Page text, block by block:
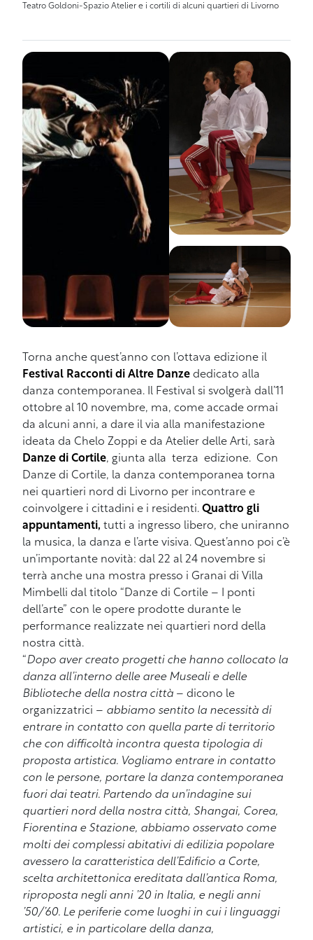
Teatro Goldoni-Spazio Atelier e i cortili di alcuni quartieri di Livorno
Torna anche quest’anno con l’ottava edizione il
Festival Racconti di Altre Danze dedicato alla
danza contemporanea. Il Festival si svolgerà dall’11
ottobre al 10 novembre, ma, come accade ormai
da alcuni anni, a dare il via alla manifestazione
ideata da Chelo Zoppi e da Atelier delle Arti, sarà
Danze di Cortile, giunta alla terza edizione. Con
Danze di Cortile, la danza contemporanea torna
nei quartieri nord di Livorno per incontrare e
coinvolgere i cittadini e i residenti. Quattro gli
appuntamenti, tutti a ingresso libero, che uniranno
la musica, la danza e l’arte visiva. Quest’anno poi c’è
un’importante novità: dal 22 al 24 novembre si
terrà anche una mostra presso i Granai di Villa
Mimbelli dal titolo “Danze di Cortile – I ponti
dell’arte” con le opere prodotte durante le
performance realizzate nei quartieri nord della
nostra città.
“Dopo aver creato progetti che hanno collocato la
danza all’interno delle aree Museali e delle
Biblioteche della nostra città – dicono le
organizzatrici – abbiamo sentito la necessità di
entrare in contatto con quella parte di territorio
che con difficoltà incontra questa tipologia di
proposta artistica. Vogliamo entrare in contatto
con le persone, portare la danza contemporanea
fuori dai teatri. Partendo da un’indagine sui
quartieri nord della nostra città, Shangai, Corea,
Fiorentina e Stazione, abbiamo osservato come
molti dei complessi abitativi di edilizia popolare
avessero la caratteristica dell’Edificio a Corte,
scelta architettonica ereditata dall’antica Roma,
riproposta negli anni ’20 in Italia, e negli anni
’50/’60. Le periferie come luoghi in cui i linguaggi
artistici, e in particolare della danza,